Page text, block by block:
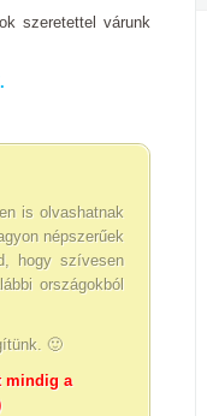
szeretettel várunk
is olvashatnak
népszerűek
hogy szívesen
országokból
🙂
mindig a